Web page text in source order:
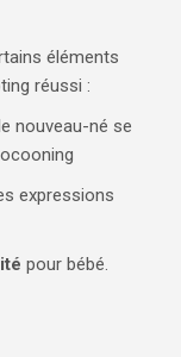
éléments
réussi :
nouveau-né se
expressions
pour bébé.